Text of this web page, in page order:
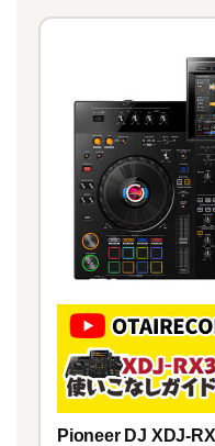
Pioneer DJ XDJ-